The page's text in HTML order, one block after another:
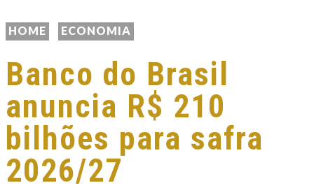
HOME ECONOMIA
Banco do Brasil
anuncia R$ 210
bilhões para safra
2026/27